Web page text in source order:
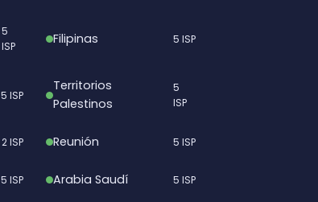
5
ISP
Filipinas 5 ISP
5 ISP
Territorios
Palestinos
5
ISP
2 ISP Reunión 5 ISP
5 ISP Arabia Saudí 5 ISP